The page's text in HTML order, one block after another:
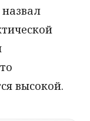
высокой.